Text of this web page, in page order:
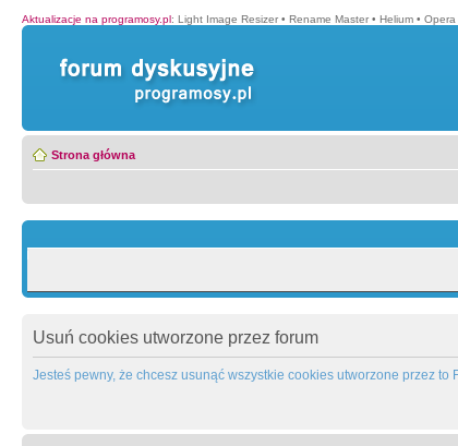
Aktualizacje na programosy.pl: Light Image Resizer • Rename Master • Helium • Opera
Strona główna
Usuń cookies utworzone przez forum
Jesteś pewny, że chcesz usunąć wszystkie cookies utworzone przez to